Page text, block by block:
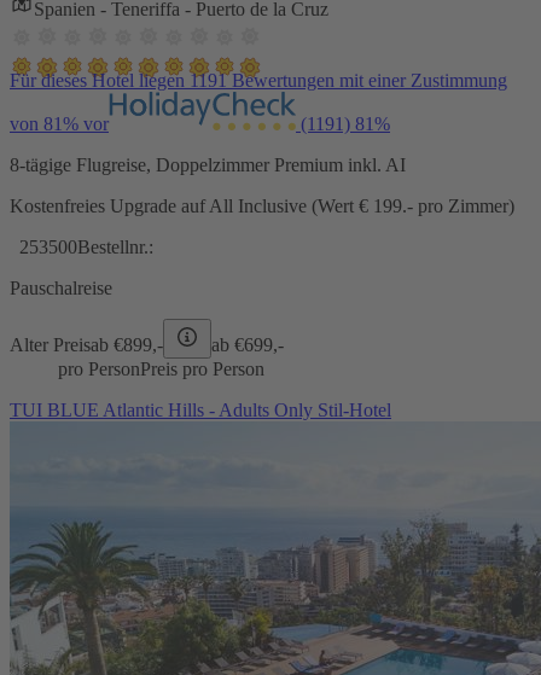
Spanien - Teneriffa - Puerto de la Cruz
Für dieses Hotel liegen 1191 Bewertungen mit einer Zustimmung
von 81% vor (1191) 81%
8-tägige Flugreise, Doppelzimmer Premium inkl. AI
Kostenfreies Upgrade auf All Inclusive (Wert € 199.- pro Zimmer)
253500Bestellnr.:
Pauschalreise
Alter Preisab €899,- ab €699,-
pro PersonPreis pro Person
TUI BLUE Atlantic Hills - Adults Only Stil-Hotel